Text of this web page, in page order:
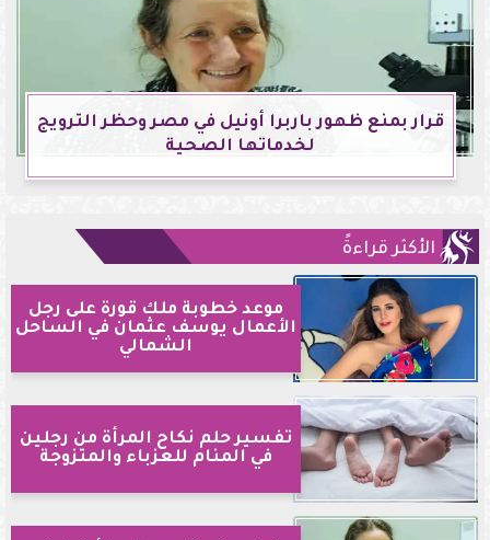
قرار بمنع ظهور باربرا أونيل في مصر وحظر الترويج
لخدماتها الصحية
الأكثر قراءةً
موعد خطوبة ملك قورة على رجل
الأعمال يوسف عثمان في الساحل
الشمالي
تفسير حلم نكاح المرأة من رجلين
في المنام للعزباء والمتزوجة